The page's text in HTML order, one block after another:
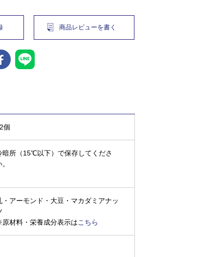
商品レビューを書く
個
暗所（15℃以下）で保存してくださ
・アーモンド・大豆・マカダミアナッ
材料・栄養成分表示はこちら